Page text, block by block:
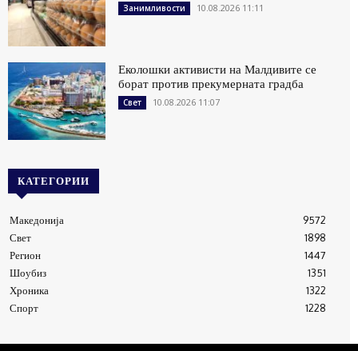
Занимливости 10.08.2026 11:11
Еколошки активисти на Малдивите се
борат против прекумерната градба
Свет 10.08.2026 11:07
КАТЕГОРИИ
Македонија
9572
Свет
1898
Регион
1447
Шоубиз
1351
Хроника
1322
Спорт
1228